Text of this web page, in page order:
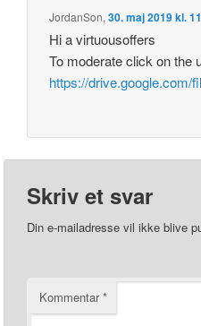
JordanSon,30. maj 2019 kl.
Hi a virtuousoffers
To moderate click on the
https://
Skriv et svar
Din e-mailadresse vil ikke blive
Kommentar*